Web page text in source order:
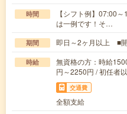
時間
【シフト例】07:00
は一例です！そ…
期間 即日～2ヶ月以上 ■開
時給
無資格の方：時給
円～2250円 / 初任者
交通費
全額支給